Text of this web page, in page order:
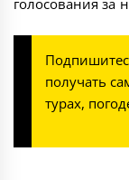
голосования за
получать
турах,